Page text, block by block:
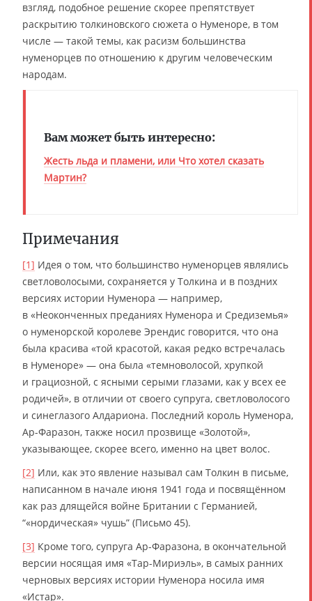
взгляд, подобное решение скорее препятствует
раскрытию толкиновского сюжета о Нуменоре, в том
числе — такой темы, как расизм большинства
нуменорцев по отношению к другим человеческим
народам.
Вам может быть интересно:
Жесть льда и пламени, или Что хотел сказать
Мартин?
Примечания
[1] Идея о том, что большинство нуменорцев являлись
светловолосыми, сохраняется у Толкина и в поздних
версиях истории Нуменора — например,
в «Неоконченных преданиях Нуменора и Средиземья»
о нуменорской королеве Эрендис говорится, что она
была красива «той красотой, какая редко встречалась
в Нуменоре» — она была «темноволосой, хрупкой
и грациозной, с ясными серыми глазами, как у всех ее
родичей», в отличии от своего супруга, светловолосого
и синеглазого Алдариона. Последний король Нуменора,
Ар-Фаразон, также носил прозвище «Золотой»,
указывающее, скорее всего, именно на цвет волос.
[2] Или, как это явление называл сам Толкин в письме,
написанном в начале июня 1941 года и посвящённом
как раз длящейся войне Британии с Германией,
“«нордическая» чушь” (Письмо 45).
[3] Кроме того, супруга Ар-Фаразона, в окончательной
версии носящая имя «Тар-Мириэль», в самых ранних
черновых версиях истории Нуменора носила имя
«Истар».